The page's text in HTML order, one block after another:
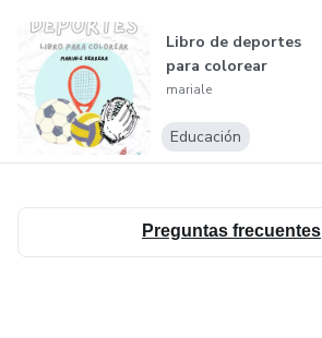
Libro de deportes
para colorear
mariale
Educación
Preguntas frecuentes